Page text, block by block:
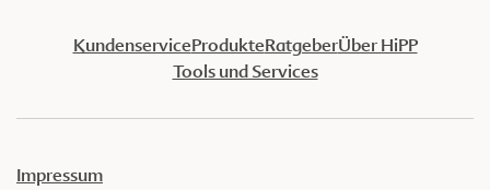
KundenserviceProdukteRatgeberÜber HiPP
Tools und Services
Impressum